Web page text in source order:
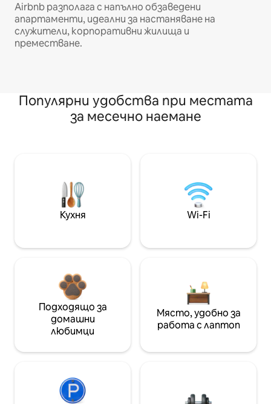
Airbnb разполага с напълно обзаведени
апартаменти, идеални за настаняване на
служители, корпоративни жилища и
преместване.
Популярни удобства при местата
за месечно наемане
Кухня Wi-Fi
Подходящо за
домашни
любимци
Място, удобно за
работа с лаптоп